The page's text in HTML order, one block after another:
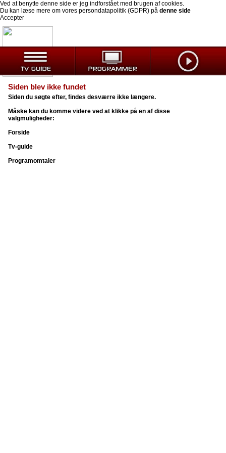
Ved at benytte denne side er jeg indforstået med brugen af cookies.
Du kan læse mere om vores persondatapolitik (GDPR) på denne side
Accepter
Siden blev ikke fundet
Siden du søgte efter, findes desværre ikke længere.
Måske kan du komme videre ved at klikke på en af disse
valgmuligheder:
Forside
Tv-guide
Programomtaler